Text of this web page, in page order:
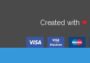
Created with ❤